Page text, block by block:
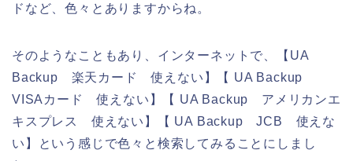
ドなど、色々とありますからね。
そのようなこともあり、インターネットで、【UA
Backup 楽天カード 使えない】【 UA Backup
VISAカード 使えない】【 UA Backup アメリカンエ
キスプレス 使えない】【 UA Backup JCB 使えな
い】という感じで色々と検索してみることにしまし